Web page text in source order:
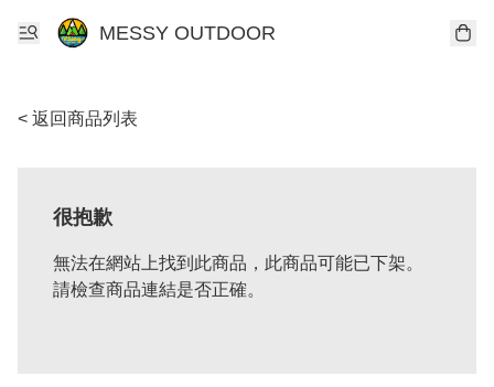
MESSY OUTDOOR
< 返回商品列表
很抱歉
無法在網站上找到此商品，此商品可能已下架。
請檢查商品連結是否正確。